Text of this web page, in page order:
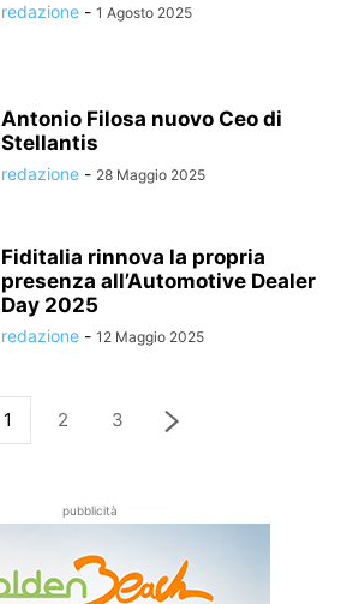
redazione - 1 Agosto 2025
Antonio Filosa nuovo Ceo di
Stellantis
redazione - 28 Maggio 2025
Fiditalia rinnova la propria
presenza all’Automotive Dealer
Day 2025
redazione - 12 Maggio 2025
1 2 3
pubblicità